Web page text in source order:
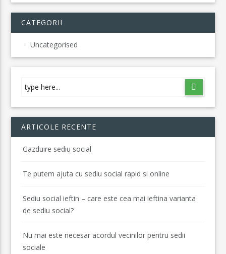
CATEGORII
Uncategorised
ARTICOLE RECENTE
Gazduire sediu social
Te putem ajuta cu sediu social rapid si online
Sediu social ieftin – care este cea mai ieftina varianta
de sediu social?
Nu mai este necesar acordul vecinilor pentru sedii
sociale